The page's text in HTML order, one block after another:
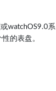
watchOS9.0系
的表盘。